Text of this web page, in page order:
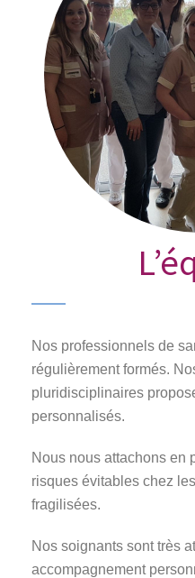
Nos professionnels de
régulièrement formés.
pluridisciplinaires
personnalisés.
Nous nous attachons en
risques évitables chez
fragilisées.
Nos soignants sont très
accompagnement